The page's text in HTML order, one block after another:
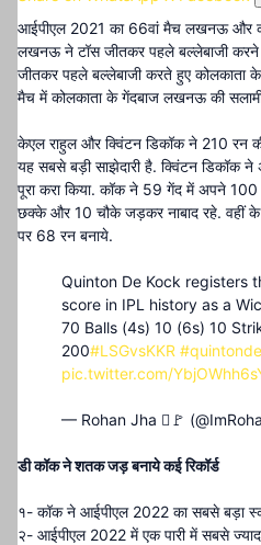
आईपीएल 2021 का 66वां मैच लखनऊ और
लखनऊ ने टॉस जीतकर पहले बल्लेबाजी
जीतकर पहले बल्लेबाजी करते हुए कोलकाता
मैच में कोलकाता के गेंदबाज लखनऊ की
केएल राहुल और क्विंटन डिकॉक ने 210 रन
यह सबसे बड़ी साझेदारी है. क्विंटन डिकॉक
पूरा करा किया. कॉक ने 59 गेंद में अपने
छक्के और 10 चौके जड़कर नाबाद रहे. वहीं
पर 68 रन बनाये.
Quinton De Kock registers
score in IPL history as a
70 Balls (4s) 10 (6s) 10
200#LSGvsKKR
pic.twitter.com/
— Rohan Jha 🚩
डी कॉक ने शतक जड़ बनाये कई रिकॉर्ड
१- कॉक ने आईपीएल 2022 का सबसे बड़ा
२- आईपीएल 2022 में एक पारी में सबसे